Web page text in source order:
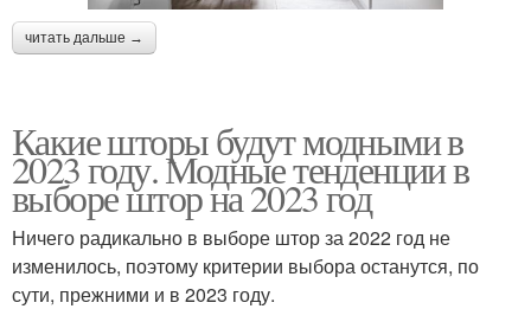
читать дальше →
Какие шторы будут модными в
2023 году. Модные тенденции в
выборе штор на 2023 год
Ничего радикально в выборе штор за 2022 год не
изменилось, поэтому критерии выбора останутся, по
сути, прежними и в 2023 году.